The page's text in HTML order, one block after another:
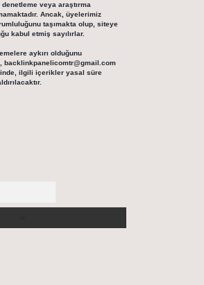
veya araştırma
Ancak, üyelerimiz
taşımakta olup, siteye
kabul etmiş sayılırlar.
aykırı olduğunu
backlinkpanelicomtr@gmail.com
ilgili içerikler yasal süre